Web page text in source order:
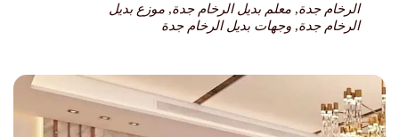
الرخام جدة, معلم بديل الرخام جدة, موزع بديل
الرخام جدة, وجهات بديل الرخام جدة